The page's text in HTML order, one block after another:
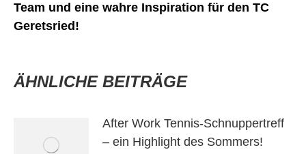
Team und eine wahre Inspiration für den TC
Geretsried!
ÄHNLICHE BEITRÄGE
After Work Tennis-Schnuppertreff
– ein Highlight des Sommers!